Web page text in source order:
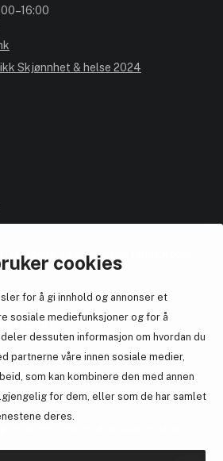
cookies
for å gi innhold og annonser et
sosiale mediefunksjoner og for å
dessuten informasjon om hvordan du
partnerne våre innen sosiale medier,
som kan kombinere den med annen
for dem, eller som de har samlet
deres.
- få poeng og eksklusive rabattkoder.
AS